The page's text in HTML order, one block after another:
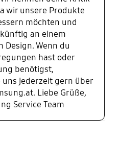
wir unsere Produkte
möchten und
an einem
Design. Wenn du
hast oder
benötigst,
jederzeit gern über
Liebe Grüße,
Service Team